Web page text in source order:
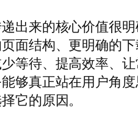
出来的核心价值很
面结构、更明确的
等待、提高效率、
够真正站在用户角
它的原因。